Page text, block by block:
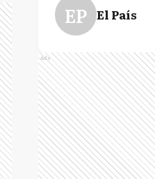
EP El País
Ads